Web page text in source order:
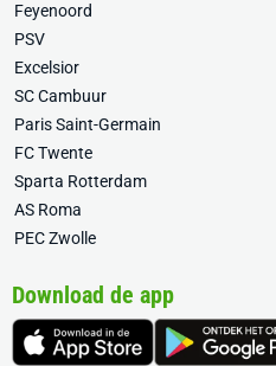
Feyenoord
PSV
Excelsior
SC Cambuur
Paris Saint-Germain
FC Twente
Sparta Rotterdam
AS Roma
PEC Zwolle
Download de app